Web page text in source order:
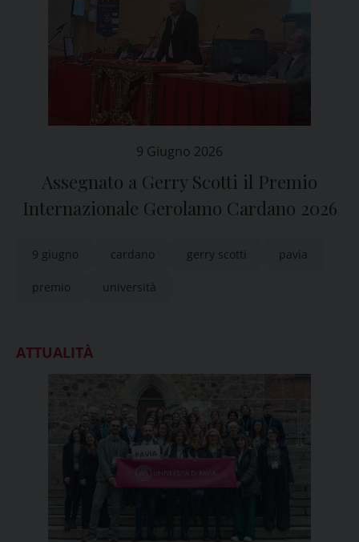
9 Giugno 2026
Assegnato a Gerry Scotti il Premio
Internazionale Gerolamo Cardano 2026
9 giugno cardano gerry scotti pavia
premio università
ATTUALITÀ